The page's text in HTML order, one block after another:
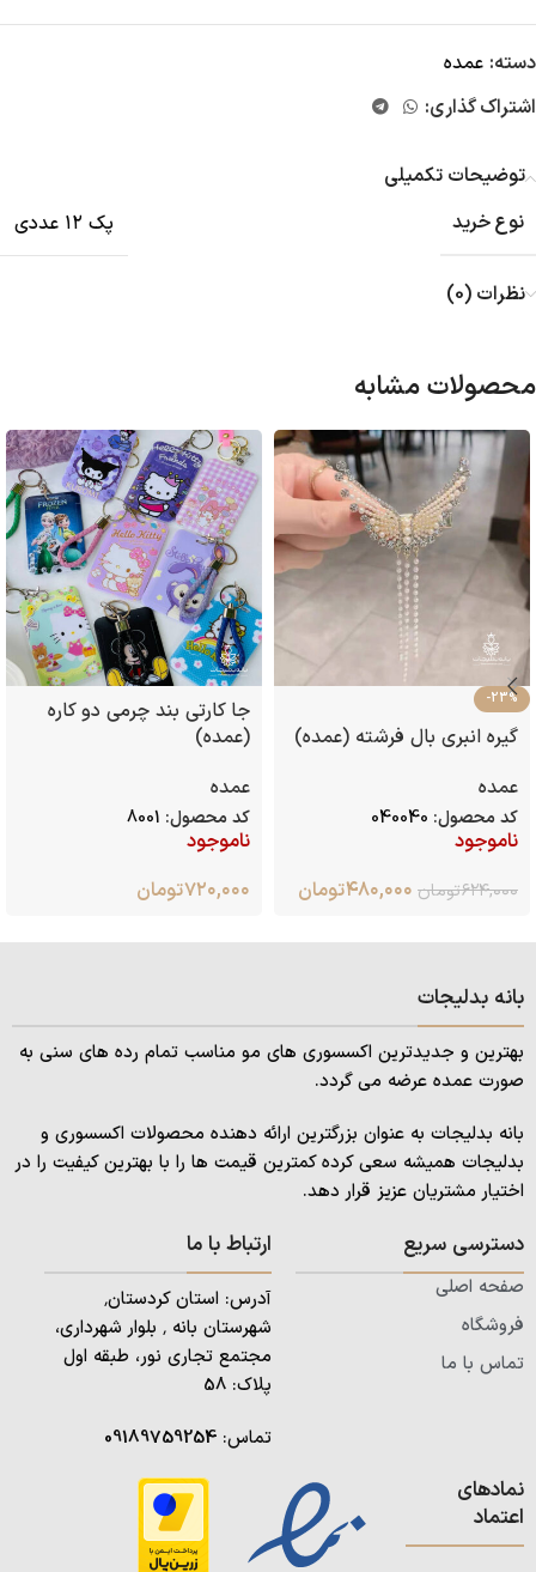
دسته: عمده
اشتراک گذاری:
توضیحات تکمیلی
نوع خرید
پک ۱۲ عددی
نظرات (0)
محصولات مشابه
-23%
گیره انبری بال فرشته (عمده)
عمده
کد محصول: 040040
ناموجود
۶۲۴,۰۰۰تومان ۴۸۰,۰۰۰تومان
جا کارتی بند چرمی دو کاره
(عمده)
عمده
کد محصول: 8001
ناموجود
۷۲۰,۰۰۰تومان
بانه بدلیجات
بهترین و جدیدترین اکسسوری های مو مناسب تمام رده های سنی به
صورت عمده عرضه می گردد.
بانه بدلیجات به عنوان بزرگترین ارائه دهنده محصولات اکسسوری و
بدلیجات همیشه سعی کرده کمترین قیمت ها را با بهترین کیفیت را در
اختیار مشتریان عزیز قرار دهد.
دسترسی سریع
صفحه اصلی
فروشگاه
تماس با ما
ارتباط با ما
آدرس: استان کردستان٬
شهرستان بانه ٬ بلوار شهرداری،
مجتمع تجاری نور، طبقه اول
پلاک: 58
تماس: 09189759254
نمادهای
اعتماد